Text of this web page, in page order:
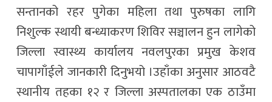
सन्तानको रहर पुगेका महिला तथा पुरुषका लागि
निशुल्क स्थायी बन्ध्याकरण शिविर सञ्चालन हुन लागेको
जिल्ला स्वास्थ्य कार्यालय नवलपुरका प्रमुख केशव
चापागाँईले जानकारी दिनुभयो ।उहाँका अनुसार आठवटै
स्थानीय तहका १२ र जिल्ला अस्पतालका एक ठाउँमा